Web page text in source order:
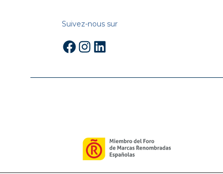
Suivez-nous sur
Facebook
Instagram
LinkedIn